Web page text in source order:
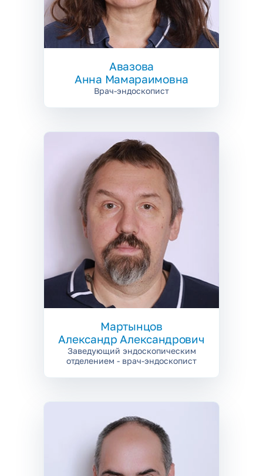
Авазова
Анна Мамараимовна
Врач-эндоскопист
Мартынцов
Александр Александрович
Заведующий эндоскопическим
отделением - врач-эндоскопист